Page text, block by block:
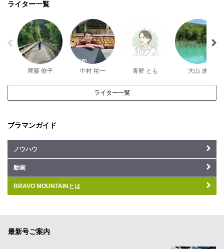
ライター一覧
齊藤 僚子 中村 祐一 青野 とも 大山 遼
ライター一覧
ブラマンガイド
ノウハウ
動画
BRAVO MOUNTAINとは
最新号ご案内